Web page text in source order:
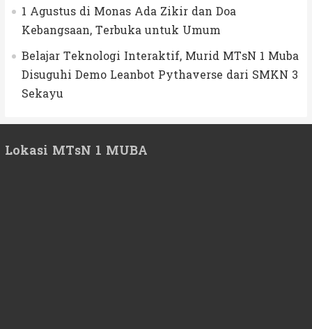
1 Agustus di Monas Ada Zikir dan Doa
Kebangsaan, Terbuka untuk Umum
Belajar Teknologi Interaktif, Murid MTsN 1 Muba
Disuguhi Demo Leanbot Pythaverse dari SMKN 3
Sekayu
Lokasi MTsN 1 MUBA